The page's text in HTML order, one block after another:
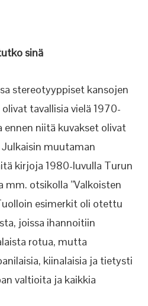
sinä
stereotyyppiset kansojen
tavallisia vielä 1970-
ennen niitä kuvakset olivat
muutaman
kirjoja 1980-luvulla Turun
mm. otsikolla ”Valkoisten
esimerkit oli otettu
joissa ihannoitiin
rotua, mutta
kiinalaisia ja tietysti
valtioita ja kaikkia